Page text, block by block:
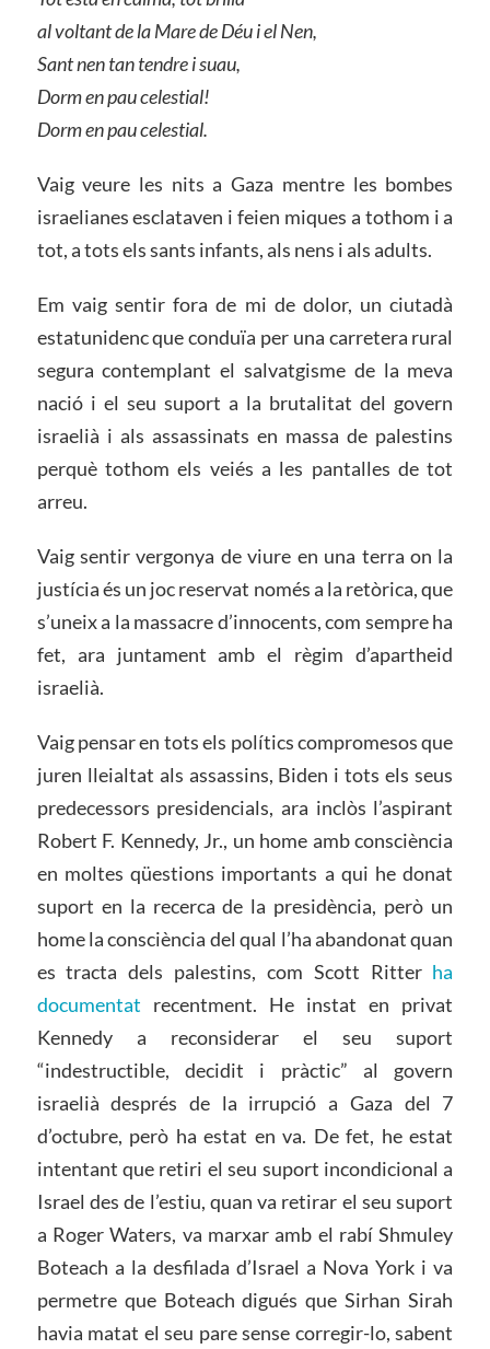
al voltant de la Mare de Déu i el Nen,
Sant nen tan tendre i suau,
Dorm en pau celestial!
Dorm en pau celestial.
Vaig veure les nits a Gaza mentre les bombes
israelianes esclataven i feien miques a tothom i a
tot, a tots els sants infants, als nens i als adults.
Em vaig sentir fora de mi de dolor, un ciutadà
estatunidenc que conduïa per una carretera rural
segura contemplant el salvatgisme de la meva
nació i el seu suport a la brutalitat del govern
israelià i als assassinats en massa de palestins
perquè tothom els veiés a les pantalles de tot
arreu.
Vaig sentir vergonya de viure en una terra on la
justícia és un joc reservat només a la retòrica, que
s’uneix a la massacre d’innocents, com sempre ha
fet, ara juntament amb el règim d’apartheid
israelià.
Vaig pensar en tots els polítics compromesos que
juren lleialtat als assassins, Biden i tots els seus
predecessors presidencials, ara inclòs l’aspirant
Robert F. Kennedy, Jr., un home amb consciència
en moltes qüestions importants a qui he donat
suport en la recerca de la presidència, però un
home la consciència del qual l’ha abandonat quan
es tracta dels palestins, com Scott Ritter ha
documentat recentment. He instat en privat
Kennedy a reconsiderar el seu suport
“indestructible, decidit i pràctic” al govern
israelià després de la irrupció a Gaza del 7
d’octubre, però ha estat en va. De fet, he estat
intentant que retiri el seu suport incondicional a
Israel des de l’estiu, quan va retirar el seu suport
a Roger Waters, va marxar amb el rabí Shmuley
Boteach a la desfilada d’Israel a Nova York i va
permetre que Boteach digués que Sirhan Sirah
havia matat el seu pare sense corregir-lo, sabent